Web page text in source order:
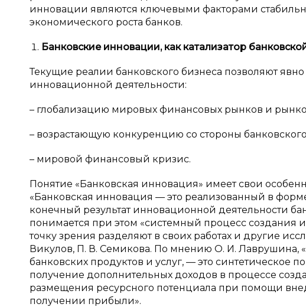
инновации являются ключевыми факторами
экономического роста банков.
Банковские инновации, как катализатор
Текущие реалии банковского бизнеса позволяют
инновационной деятельности:
– глобализацию мировых финансовых рынков и
– возрастающую конкуренцию со стороны
– мировой финансовый кризис.
Понятие «Банковская инновация» имеет свои
«Банковская инновация — это реализованный в
конечный результат инновационной деятельности
понимается при этом «системный процесс
точку зрения разделяют в своих работах и другие
Викулов, П. В. Семикова. По мнению О. И. Лаврушина,
банковских продуктов и услуг, — это синтетическое
получение дополнительных доходов в процессе
размещения ресурсного потенциала при помощи
получении прибыли».